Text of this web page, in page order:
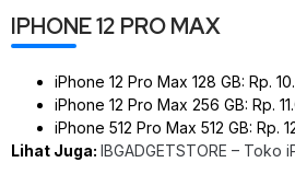
IPHONE 12 PRO MAX
iPhone 12 Pro Max 128 GB: Rp.
iPhone 12 Pro Max 256 GB: Rp.
iPhone 512 Pro Max 512 GB: Rp.
Lihat Juga: IBGADGETSTORE – Toko